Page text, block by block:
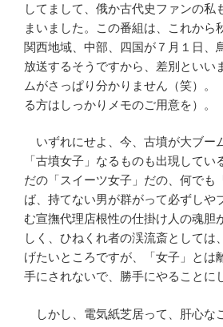
してまして、俄か古代史ファンの私
まいました。この番組は、これから
関西地域、中部、四国が７月１日、
放送するそうですから、差別といい
ムがさっぱり分かりません（笑）。
る方はしっかりメモのご用意を）。
いずれにせよ、今、古墳が大ブー
「古墳女子」なるものも出現してい
だの「スイーツ女子」だの、何でも
ば、持てない男が群がって必ずしや
む宣撫代理店根性の仕掛け人の魂胆
しく、ひねくれ者の渓流斎としては
げたいところですが、「女子」とは
手にされないで、勝手にやることに
しかし、電気紙芝居って、肝心な